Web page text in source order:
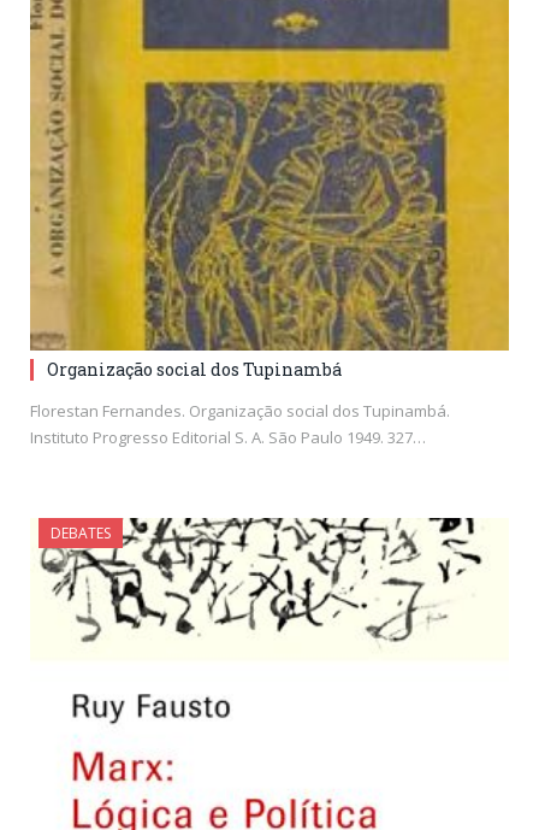
Organização social dos Tupinambá
Florestan Fernandes. Organização social dos Tupinambá.
Instituto Progresso Editorial S. A. São Paulo 1949. 327…
DEBATES